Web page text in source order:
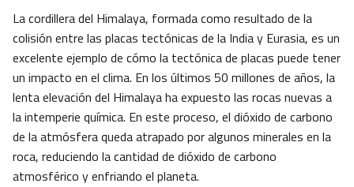
La cordillera del Himalaya, formada como resultado de la
colisión entre las placas tectónicas de la India y Eurasia, es un
excelente ejemplo de cómo la tectónica de placas puede tener
un impacto en el clima. En los últimos 50 millones de años, la
lenta elevación del Himalaya ha expuesto las rocas nuevas a
la intemperie química. En este proceso, el dióxido de carbono
de la atmósfera queda atrapado por algunos minerales en la
roca, reduciendo la cantidad de dióxido de carbono
atmosférico y enfriando el planeta.